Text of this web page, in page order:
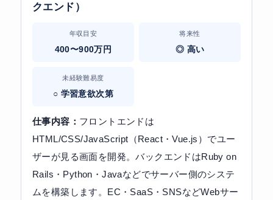
クエンド）
年収目安
400〜900万円
将来性
◎ 高い
未経験難易度
○ 学習意欲次第
仕事内容： フロントエンドは
HTML/CSS/JavaScript（React・Vue.js）でユー
ザーが見る画面を開発。バックエンドはRuby on
Rails・Python・Javaなどでサーバー側のシステ
ムを構築します。EC・SaaS・SNSなどWebサー